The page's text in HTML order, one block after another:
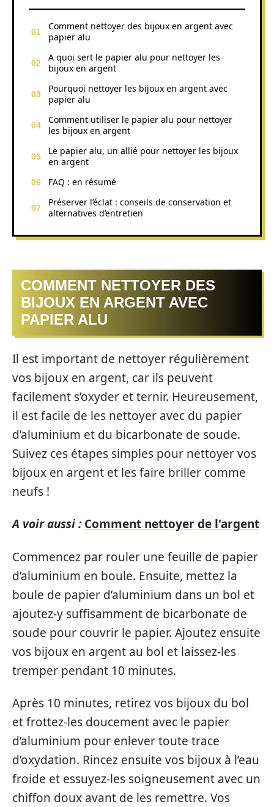
Comment nettoyer des bijoux en argent avec
papier alu
A quoi sert le papier alu pour nettoyer les
bijoux en argent
Pourquoi nettoyer les bijoux en argent avec
papier alu
Comment utiliser le papier alu pour nettoyer
les bijoux en argent
Le papier alu, un allié pour nettoyer les bijoux
en argent
FAQ : en résumé
Préserver l’éclat : conseils de conservation et
alternatives d’entretien
COMMENT NETTOYER DES
BIJOUX EN ARGENT AVEC
PAPIER ALU
Il est important de nettoyer régulièrement
vos bijoux en argent, car ils peuvent
facilement s’oxyder et ternir. Heureusement,
il est facile de les nettoyer avec du papier
d’aluminium et du bicarbonate de soude.
Suivez ces étapes simples pour nettoyer vos
bijoux en argent et les faire briller comme
neufs !
A voir aussi : Comment nettoyer de l'argent
Commencez par rouler une feuille de papier
d’aluminium en boule. Ensuite, mettez la
boule de papier d’aluminium dans un bol et
ajoutez-y suffisamment de bicarbonate de
soude pour couvrir le papier. Ajoutez ensuite
vos bijoux en argent au bol et laissez-les
tremper pendant 10 minutes.
Après 10 minutes, retirez vos bijoux du bol
et frottez-les doucement avec le papier
d’aluminium pour enlever toute trace
d’oxydation. Rincez ensuite vos bijoux à l’eau
froide et essuyez-les soigneusement avec un
chiffon doux avant de les remettre. Vos